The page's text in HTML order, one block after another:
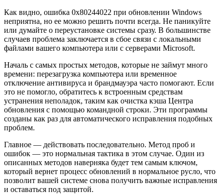
Как видно, ошибка 0x80244022 при обновлении Windows
неприятна, но ее можно решить почти всегда. Не паникуйте
или думайте о переустановке системы сразу. В большинстве
случаев проблема заключается в сбое связи с локальными
файлами вашего компьютера или с серверами Microsoft.
Началь с самых простых методов, которые не займут много
времени: перезагрузка компьютера или временное
отключение антивируса и брандмауэра часто помогают. Если
это не помогло, обратитесь к встроенным средствам
устранения неполадок, таким как очистка кэша Центра
обновления с помощью командной строки. Эти программы
созданы как раз для автоматического исправления подобных
проблем.
Главное — действовать последовательно. Метод проб и
ошибок — это нормальная тактика в этом случае. Один из
описанных методов наверняка будет тем самым ключом,
который вернет процесс обновлений в нормальное русло, что
позволит вашей системе снова получить важные исправления
и оставаться под защитой.